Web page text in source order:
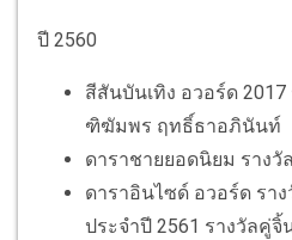
ปี 2560
สีสันบันเทิง อวอร์ด 2017
ฑิฆัมพร ฤทธิ์ธาอภินันท์
ดาราชายยอดนิยม ราง
ดาราอินไซด์ อวอร์ด รา
ประจำปี 2561 รางวัลคู่